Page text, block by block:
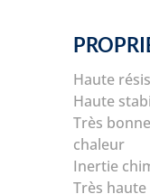
Haute
Haute
Très
chaleur
Inertie
Très